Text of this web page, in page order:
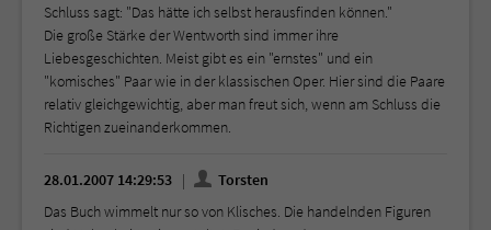
Schluss sagt: "Das hätte ich selbst herausfinden können."
Die große Stärke der Wentworth sind immer ihre
Liebesgeschichten. Meist gibt es ein "ernstes" und ein
"komisches" Paar wie in der klassischen Oper. Hier sind die Paare
relativ gleichgewichtig, aber man freut sich, wenn am Schluss die
Richtigen zueinanderkommen.
28.01.2007 14:29:53
Torsten
Das Buch wimmelt nur so von Klisches. Die handelnden Figuren